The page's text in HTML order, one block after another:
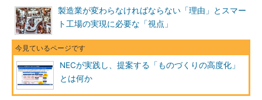
製造業が変わらなければならない「理由」とスマー
ト工場の実現に必要な「視点」
NECが実践し、提案する「ものづくりの高度化」
とは何か